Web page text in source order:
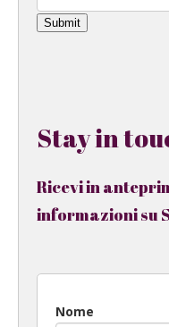
Submit
Stay in
Ricevi in
informazioni su
Nome